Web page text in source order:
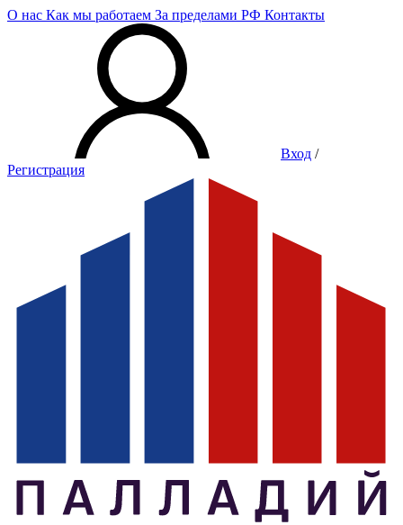
О нас Как мы работаем За пределами РФ Контакты
Вход /
Регистрация